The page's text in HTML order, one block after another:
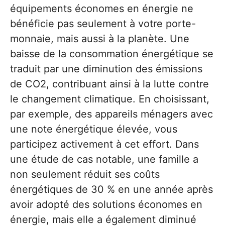
équipements économes en énergie ne
bénéficie pas seulement à votre porte-
monnaie, mais aussi à la planète. Une
baisse de la consommation énergétique se
traduit par une diminution des émissions
de CO2, contribuant ainsi à la lutte contre
le changement climatique. En choisissant,
par exemple, des appareils ménagers avec
une note énergétique élevée, vous
participez activement à cet effort. Dans
une étude de cas notable, une famille a
non seulement réduit ses coûts
énergétiques de 30 % en une année après
avoir adopté des solutions économes en
énergie, mais elle a également diminué